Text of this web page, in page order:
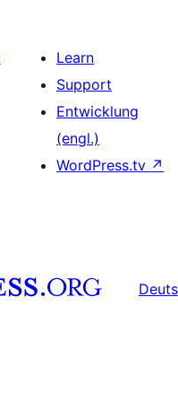
Learn
Support
Entwicklung
(engl.)
WordPress.tv ↗